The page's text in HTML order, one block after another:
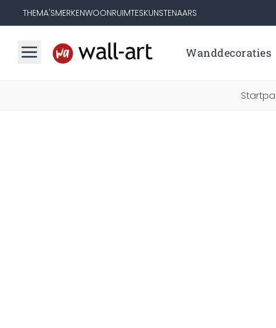
THEMA'SMERKENWOONRUIMTESKUNSTENAARS
Wanddecoraties